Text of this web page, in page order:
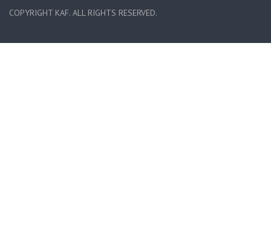
COPYRIGHT KAF. ALL RIGHTS RESERVED.